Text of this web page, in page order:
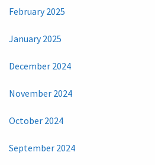
February 2025
January 2025
December 2024
November 2024
October 2024
September 2024